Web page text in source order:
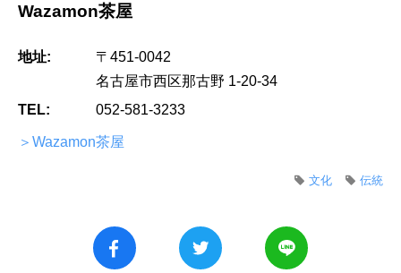
Wazamon茶屋
地址:
〒451-0042
名古屋市西区那古野 1-20-34
TEL:
052-581-3233
＞Wazamon茶屋
伝統
文化